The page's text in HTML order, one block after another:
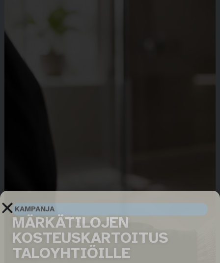
KAMPANJA
MÄRKÄTILOJEN
KOSTEUSKARTOITUS
TALOYHTIÖILLE